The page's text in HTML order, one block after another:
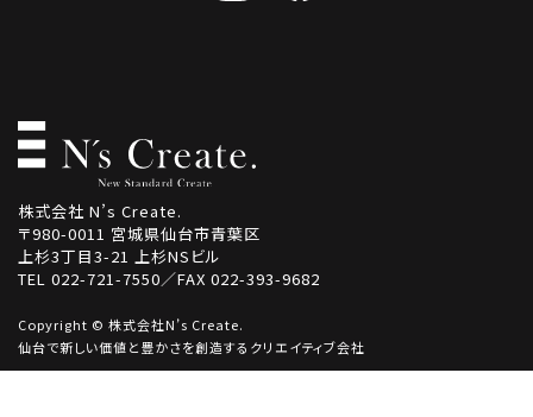
株式会社 N’s Create.
〒980-0011 宮城県仙台市青葉区
上杉3丁目3-21 上杉NSビル
TEL 022-721-7550／FAX 022-393-9682
Copyright © 株式会社N’s Create.
仙台で新しい価値と豊かさを創造するクリエイティブ会社